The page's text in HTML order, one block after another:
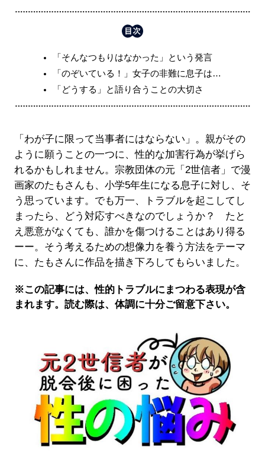
「そんなつもりはなかった」という発言
「のぞいている！」女子の非難に息子は…
「どうする」と語り合うことの大切さ
「わが子に限って当事者にはならない」。親がその
ように願うことの一つに、性的な加害行為が挙げら
れるかもしれません。宗教団体の元「2世信者」で漫
画家のたもさんも、小学5年生になる息子に対し、そ
う思っています。でも万一、トラブルを起こしてし
まったら、どう対応すべきなのでしょうか？ たと
え悪意がなくても、誰かを傷つけることはあり得る
ーー。そう考えるための想像力を養う方法をテーマ
に、たもさんに作品を描き下ろしてもらいました。
※この記事には、性的トラブルにまつわる表現が含
まれます。読む際は、体調に十分ご留意下さい。